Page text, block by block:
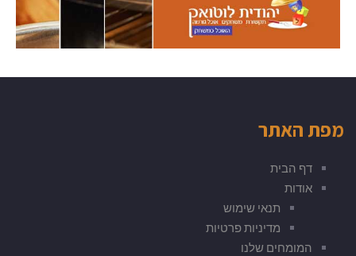
מפת האתר
דף הבית
אודות
תנאי שימוש
מדיניות פרטיות
המומחים שלנו